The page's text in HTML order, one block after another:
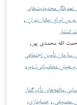
تعدیلگر محدودیت‌های
اوراق بهادار تهران ,
الله محمدی پور,
تأمین اجتماعی
و هوش محاسباتی: دوره
مؤلفه‌های تأثیرگذار
مصنوعی , حسابداری،